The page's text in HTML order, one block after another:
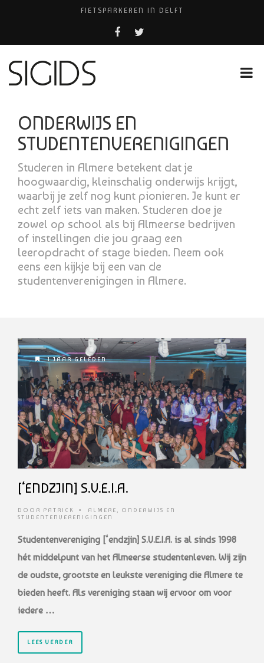
FIETSPARKEREN IN DELFT
PIZZERIA POMPEÏ ￼
BELEEF DE MAGIE VAN FILM BIJ KINEPOLIS
ONDERWIJS EN
STUDENTENVERENIGINGEN
Studeren in Almere betekent dat je
hoogwaardig, kleinschalig onderwijs krijgt,
waarbij je zelf nog kunt pionieren. Je kunt er
echt zelf iets van maken. Studeren doe je
zowel op school als bij Almeerse bedrijven
of instellingen die jou graag een
leeropdracht of stage bieden. Neem ook
eens een kijkje bij een van de
studentenverenigingen in Almere.
1 JAAR GELEDEN
[‘ENDZJIN] S.V.E.I.A.
DOOR PATRICK • ALMERE, ONDERWIJS EN
STUDENTENVERENIGINGEN
Studentenvereniging [‘endzjin] S.V.E.I.A. is al sinds 1998
hét middelpunt van het Almeerse studentenleven. Wij zijn
de oudste, grootste en leukste vereniging die Almere te
bieden heeft. Als vereniging staan wij ervoor om voor
iedere …
LEES VERDER